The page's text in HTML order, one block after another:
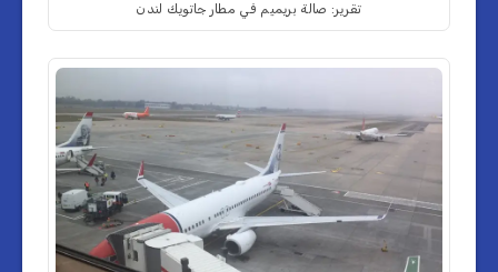
تقرير: صالة بريميم في مطار جاتويك لندن